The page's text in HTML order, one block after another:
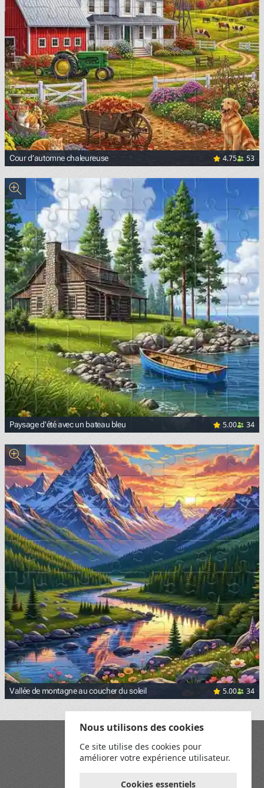
Cour d’automne chaleureuse 4.75 53
Paysage d'été avec un bateau bleu 5.00 34
Vallée de montagne au coucher du soleil 5.00 34
Playground
Conditions générales
Règles du jeu
Nous utilisons des cookies
Ce site utilise des cookies pour
améliorer votre expérience utilisateur.
Cookies essentiels